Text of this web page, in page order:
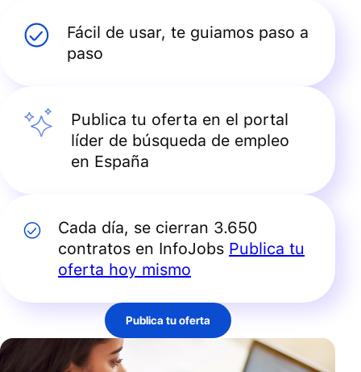
Fácil de usar, te guiamos paso a
paso
Publica tu oferta en el portal
líder de búsqueda de empleo
en España
Cada día, se cierran 3.650
contratos en InfoJobs Publica tu
oferta hoy mismo
Publica tu oferta